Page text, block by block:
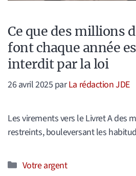
Ce que des millions
font chaque année
interdit par la loi
26 avril 2025 parLa rédaction JDE
Les virements vers le Livret A des
restreints, bouleversant les
Catégories
Votre argent